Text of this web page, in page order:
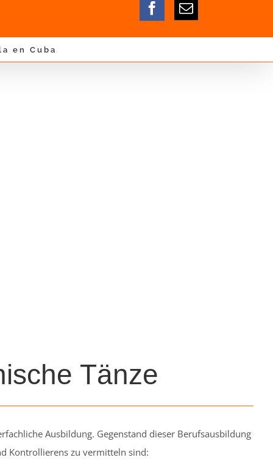
en Cuba
Tänze
Ausbildung. Gegenstand dieser Berufsausbildung
Kontrollierens zu vermitteln sind: